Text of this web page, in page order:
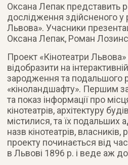
Оксана Лепак представить
дослідження здійсненого у
Львова». Учасники
Оксана Лепак, Роман
Проект «Кінотеатри
відобразити на
зародження та подальшого
«кіноландшафту». Першим
та показ інформації про
кінотеатрів, архітектуру
містилися, та їх подальших
назв кінотеатрів,
проекту починається від
в Львові 1896 р. і веде аж до